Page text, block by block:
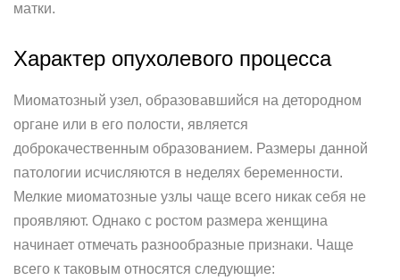
матки.
Характер опухолевого процесса
Миоматозный узел, образовавшийся на детородном
органе или в его полости, является
доброкачественным образованием. Размеры данной
патологии исчисляются в неделях беременности.
Мелкие миоматозные узлы чаще всего никак себя не
проявляют. Однако с ростом размера женщина
начинает отмечать разнообразные признаки. Чаще
всего к таковым относятся следующие: